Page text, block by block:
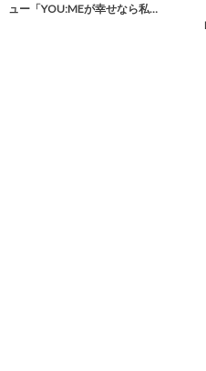
ュー「YOU:MEが幸せなら私…